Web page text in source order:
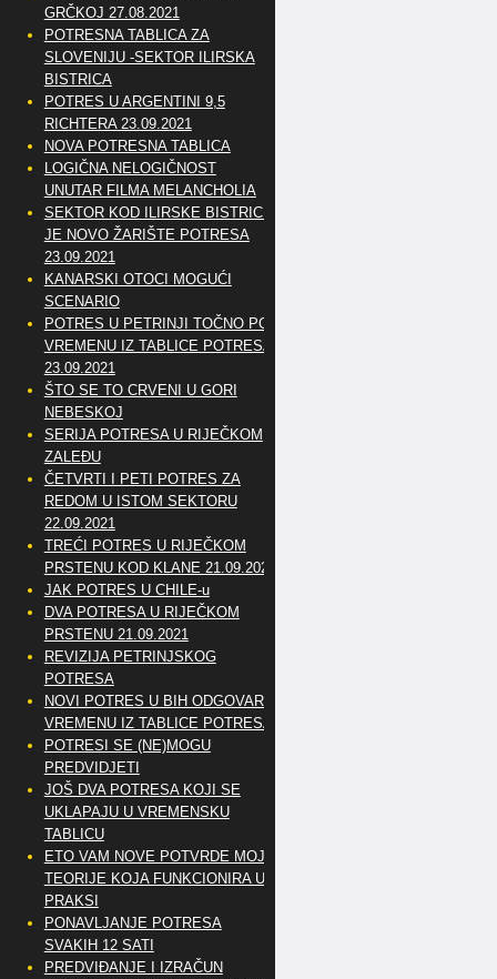
GRČKOJ 27.08.2021
POTRESNA TABLICA ZA
SLOVENIJU -SEKTOR ILIRSKA
BISTRICA
POTRES U ARGENTINI 9,5
RICHTERA 23.09.2021
NOVA POTRESNA TABLICA
LOGIČNA NELOGIČNOST
UNUTAR FILMA MELANCHOLIA
SEKTOR KOD ILIRSKE BISTRICE
JE NOVO ŽARIŠTE POTRESA
23.09.2021
KANARSKI OTOCI MOGUĆI
SCENARIO
POTRES U PETRINJI TOČNO PO
VREMENU IZ TABLICE POTRESA
23.09.2021
ŠTO SE TO CRVENI U GORI
NEBESKOJ
SERIJA POTRESA U RIJEČKOM
ZALEĐU
ČETVRTI I PETI POTRES ZA
REDOM U ISTOM SEKTORU
22.09.2021
TREĆI POTRES U RIJEČKOM
PRSTENU KOD KLANE 21.09.2021
JAK POTRES U CHILE-u
DVA POTRESA U RIJEČKOM
PRSTENU 21.09.2021
REVIZIJA PETRINJSKOG
POTRESA
NOVI POTRES U BIH ODGOVARA
VREMENU IZ TABLICE POTRESA
POTRESI SE (NE)MOGU
PREDVIDJETI
JOŠ DVA POTRESA KOJI SE
UKLAPAJU U VREMENSKU
TABLICU
ETO VAM NOVE POTVRDE MOJE
TEORIJE KOJA FUNKCIONIRA U
PRAKSI
PONAVLJANJE POTRESA
SVAKIH 12 SATI
PREDVIĐANJE I IZRAČUN